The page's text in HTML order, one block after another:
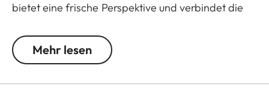
bietet eine frische Perspektive und verbindet die
Fotografie.
Mehr lesen